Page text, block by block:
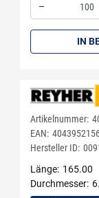
–
IN
Artikelnummer:
EAN:
Hersteller ID:
Länge 165.00
Durchmesser